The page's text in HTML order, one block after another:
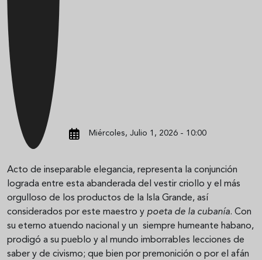
Miércoles, Julio 1, 2026 - 10:00
Acto de inseparable elegancia, representa la conjunción
lograda entre esta abanderada del vestir criollo y el más
orgulloso de los productos de la Isla Grande, así
considerados por este maestro y poeta de la cubanía. Con
su eterno atuendo nacional y un siempre humeante habano,
prodigó a su pueblo y al mundo imborrables lecciones de
saber y de civismo; que bien por premonición o por el afán